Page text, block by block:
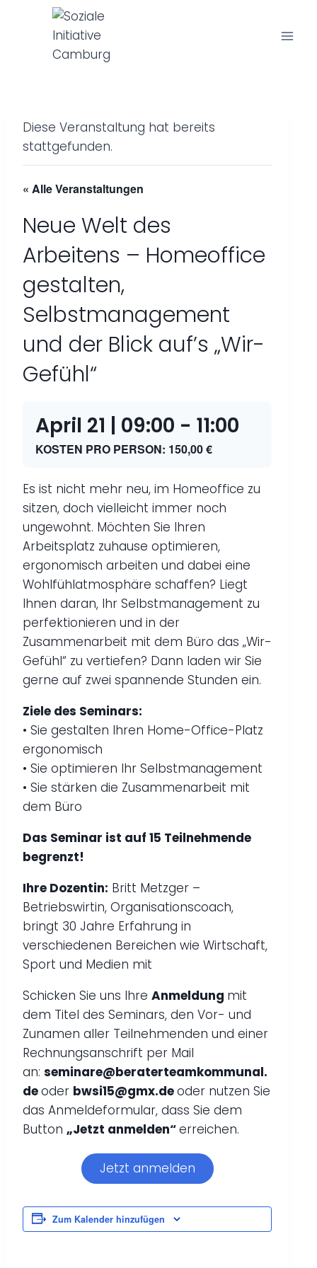
Diese Veranstaltung hat bereits
stattgefunden.
« Alle Veranstaltungen
Neue Welt des
Arbeitens – Homeoffice
gestalten,
Selbstmanagement
und der Blick auf’s „Wir-
Gefühl“
April 21 | 09:00 - 11:00
KOSTEN PRO PERSON: 150,00 €
Es ist nicht mehr neu, im Homeoffice zu
sitzen, doch vielleicht immer noch
ungewohnt. Möchten Sie Ihren
Arbeitsplatz zuhause optimieren,
ergonomisch arbeiten und dabei eine
Wohlfühlatmosphäre schaffen? Liegt
Ihnen daran, Ihr Selbstmanagement zu
perfektionieren und in der
Zusammenarbeit mit dem Büro das „Wir-
Gefühl“ zu vertiefen? Dann laden wir Sie
gerne auf zwei spannende Stunden ein.
Ziele des Seminars:
• Sie gestalten Ihren Home-Office-Platz
ergonomisch
• Sie optimieren Ihr Selbstmanagement
• Sie stärken die Zusammenarbeit mit
dem Büro
Das Seminar ist auf 15 Teilnehmende
begrenzt!
Ihre Dozentin: Britt Metzger –
Betriebswirtin, Organisationscoach,
bringt 30 Jahre Erfahrung in
verschiedenen Bereichen wie Wirtschaft,
Sport und Medien mit
Schicken Sie uns Ihre Anmeldung mit
dem Titel des Seminars, den Vor- und
Zunamen aller Teilnehmenden und einer
Rechnungsanschrift per Mail
an: seminare@beraterteamkommunal.
deoder bwsi15@gmx.deoder nutzen Sie
das Anmeldeformular, dass Sie dem
Button „Jetzt anmelden“erreichen.
Jetzt anmelden
Zum Kalender hinzufügen